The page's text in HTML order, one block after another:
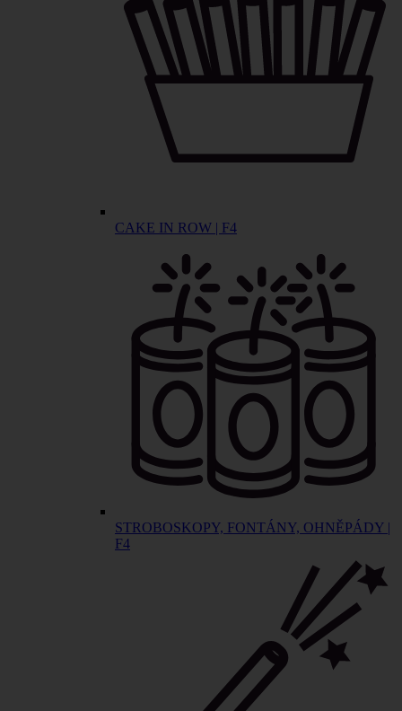
CAKE IN ROW | F4
STROBOSKOPY, FONTÁNY, OHNĚPÁDY |
F4